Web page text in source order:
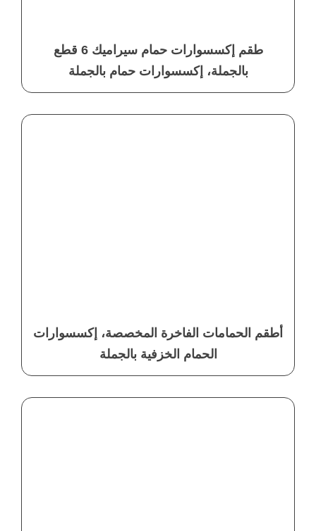
طقم إكسسوارات حمام سيراميك 6 قطع
بالجملة، إكسسوارات حمام بالجملة
أطقم الحمامات الفاخرة المخصصة، إكسسوارات
الحمام الخزفية بالجملة